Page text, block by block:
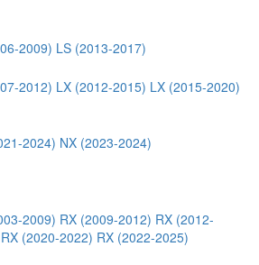
2009) LS (2013-2017)
2012) LX (2012-2015) LX (2015-2020)
2024) NX (2023-2024)
2009) RX (2009-2012) RX (2012-
RX (2020-2022) RX (2022-2025)